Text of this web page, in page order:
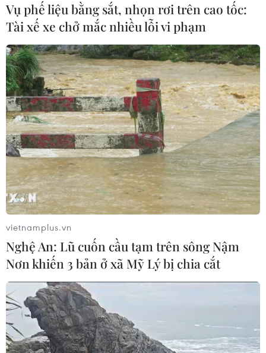
Vụ phế liệu bằng sắt, nhọn rơi trên cao tốc:
Tài xế xe chở mắc nhiều lỗi vi phạm
vietnamplus.vn
Nghệ An: Lũ cuốn cầu tạm trên sông Nậm
Nơn khiến 3 bản ở xã Mỹ Lý bị chia cắt